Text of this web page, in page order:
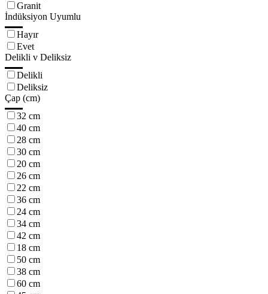
Granit
İndüksiyon Uyumlu
Hayır
Evet
Delikli v Deliksiz
Delikli
Deliksiz
Çap (cm)
32 cm
40 cm
28 cm
30 cm
20 cm
26 cm
22 cm
36 cm
24 cm
34 cm
42 cm
18 cm
50 cm
38 cm
60 cm